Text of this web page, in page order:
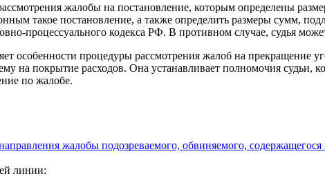
жалобы на постановление, которым определены
такое постановление, а также определить размеры сумм,
процессуального кодекса РФ. В противном случае, судья
особенности процедуры рассмотрения жалоб на прекращение
на покрытие расходов. Она устанавливает полномочия судьи,
по жалобе.
жалобы подозреваемого, обвиняемого, содержащегося
линии: